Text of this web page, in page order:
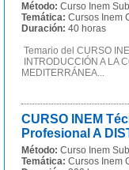
Método: Curso Inem
Temática: Cursos Inem
Duración: 40 horas
Temario del CURSO
INTRODUCCIÓN A LA
MEDITERRÁNEA...
CURSO INEM
Profesional A
Método: Curso Inem
Temática: Cursos Inem